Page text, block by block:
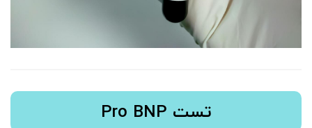
تست Pro BNP